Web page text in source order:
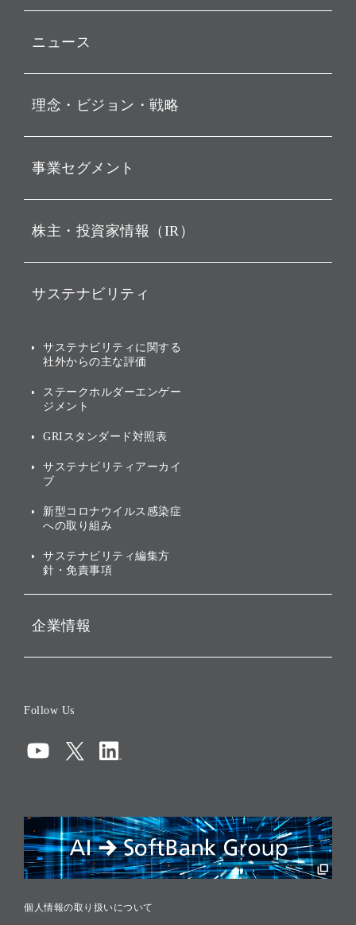
ニュース
お知らせ
動画配信
理念・ビジョン・戦略
経営理念
ビジョン
戦略
バリュー
ソフトバンクグループの歩
[AI] What dreams are made
事業セグメント
ソフトバンク・ビジョン・
その他
グループ企業一覧
株主・投資家情報（IR）
IRカレンダー
業績・財務
アニュアルレポート
株主・投資家情報（IR）に
サステナビリティ
トップメッセージ
サステナビリティの考え方
ガバナンス
投資先のサステナビリティ
サステナビリティに関する
社外からの主な評価
ステークホルダーエンゲー
ジメント
GRIスタンダード対照表
サステナビリティアーカイ
ブ
新型コロナウイルス感染症
への取り組み
サステナビリティ編集方
針・免責事項
企業情報
コンプライアンス
リスクマネジメント
税務に対する取り組み
採用情報
Follow Us
個人情報の取り扱いについて